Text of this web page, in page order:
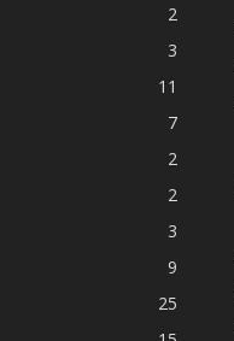
2
3
11
7
2
2
3
9
25